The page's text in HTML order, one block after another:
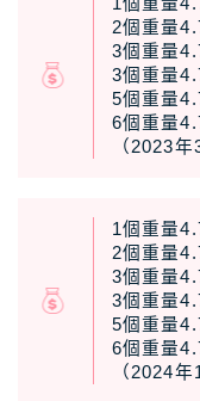
2個重量
3個重量
3個重量
5個重量
6個重量
（2023年
1個重量
2個重量
3個重量
3個重量
5個重量
6個重量
（2024年